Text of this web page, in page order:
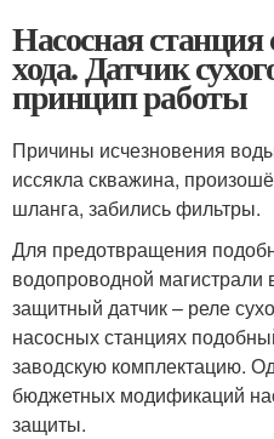
Насосная станция
хода. Датчик
принцип работы
Причины исчезновения
иссякла скважина,
шланга, забились фильтры.
Для предотвращения
водопроводной магистрали
защитный датчик – реле
насосных станциях
заводскую комплектацию.
бюджетных модификаций
защиты.